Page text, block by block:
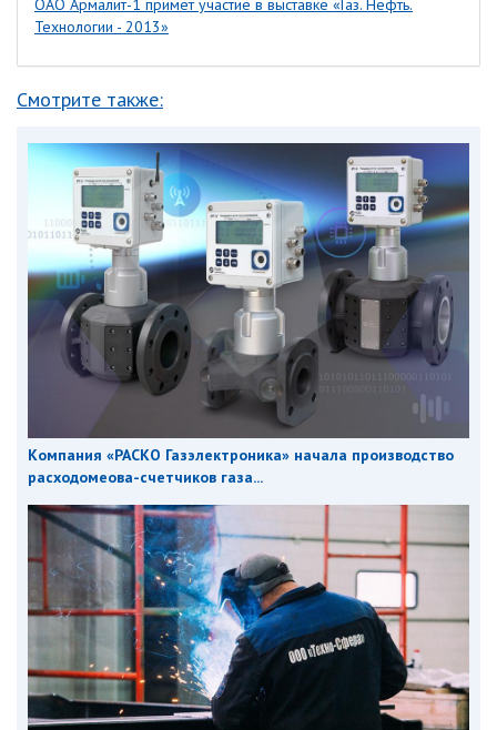
ОАО Армалит-1 примет участие в выставке «Газ. Нефть.
Технологии - 2013»
Смотрите также:
Компания «РАСКО Газэлектроника» начала производство
расходомеова-счетчиков газа...